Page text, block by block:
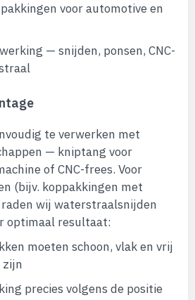
voor automotive en
— snijden, ponsen, CNC-
te verwerken met
— kniptang voor
of CNC-frees. Voor
(bijv. koppakkingen met
wij waterstraalsnijden
optimaal resultaat:
moeten schoon, vlak en vrij
zijn
precies volgens de positie